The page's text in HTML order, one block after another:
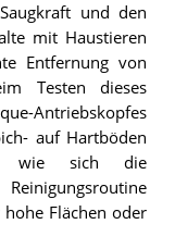
und den
mit Haustieren
Entfernung von
Testen dieses
Antriebskopfes
auf Hartböden
wie sich die
Flächen oder